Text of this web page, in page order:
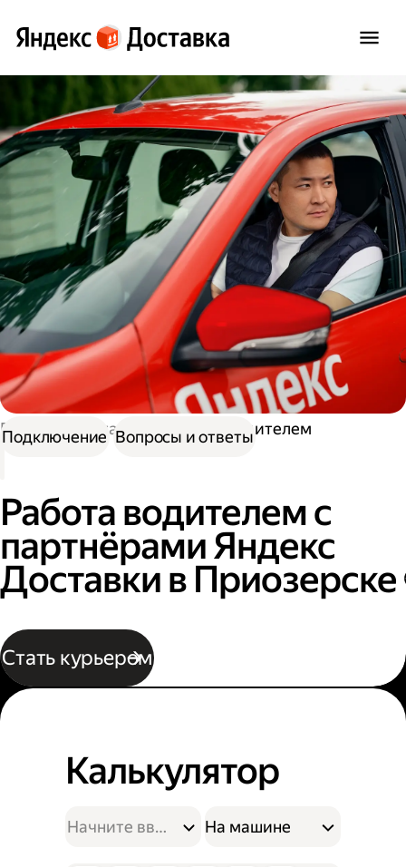
Работа в Доставке Работа водителем
Работа водителем с
партнёрами Яндекс
Доставки в Приозерске
Стать курьером
Подключение Вопросы и ответы
Калькулятор
На машине